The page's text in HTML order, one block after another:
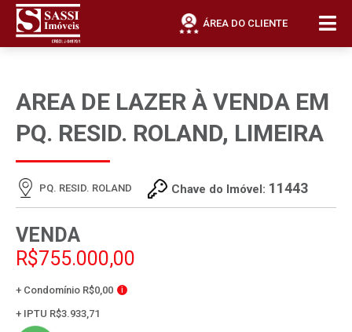
ÁREA DO CLIENTE
AREA DE LAZER À VENDA EM
PQ. RESID. ROLAND, LIMEIRA
PQ. RESID. ROLAND Chave do Imóvel: 11443
VENDA
R$755.000,00
+ Condomínio R$0,00 i
+ IPTU R$3.933,71